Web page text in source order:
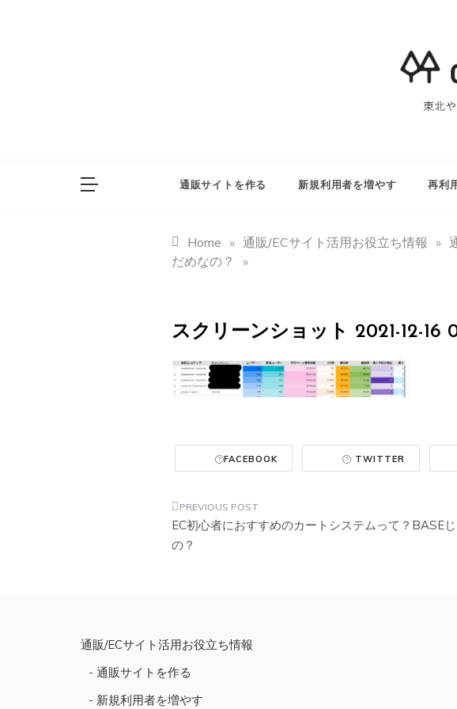
通販サイトを作る 新規利用者を増やす 再利
Home » 通販/ECサイト活用お役立ち情報 »
だめなの？
»
スクリーンショット 2021-12-16
FACEBOOK TWITTER
投
稿
ー
シ
EC初心者におすすめのカートシステムって？BASE
の？
通販/ECサイト活用お役立ち情報
通販サイトを作る
新規利用者を増やす